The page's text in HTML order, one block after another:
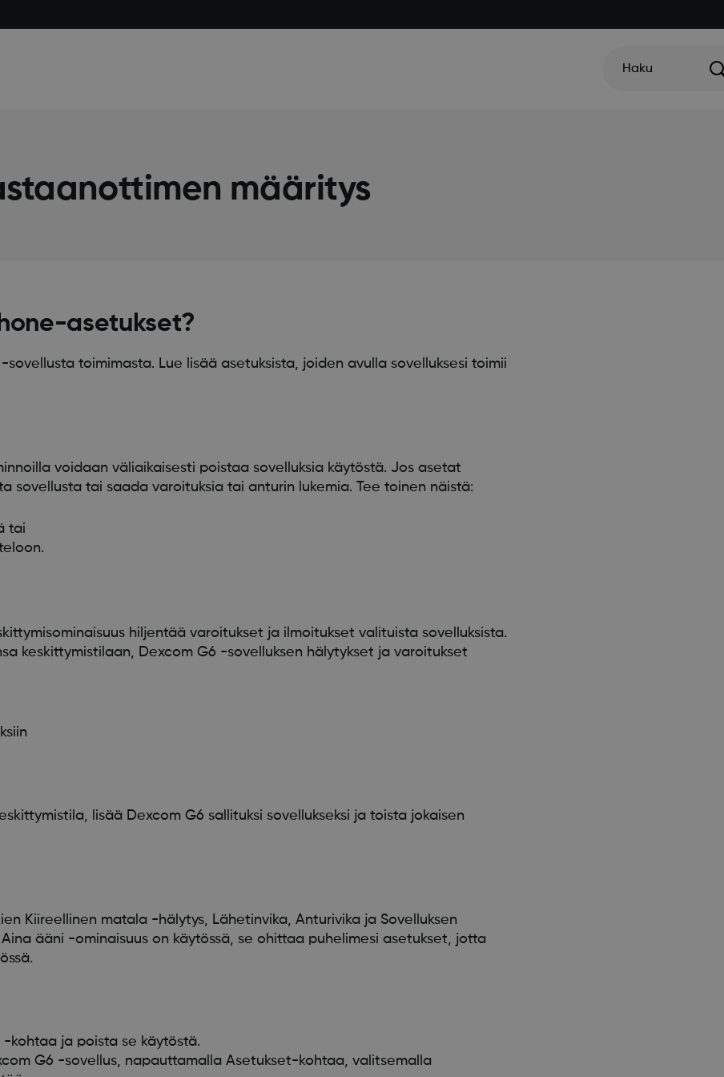
Haku
määritys
asetukset?
toimimasta. Lue lisää asetuksista, joiden avulla sovelluksesi toimii
voidaan väliaikaisesti poistaa sovelluksia käytöstä. Jos asetat
sovellusta tai saada varoituksia tai anturin lukemia. Tee toinen näistä:
tai
hiljentää varoitukset ja ilmoitukset valituista sovelluksista.
keskittymistilaan, Dexcom G6 -sovelluksen hälytykset ja varoitukset
lisää Dexcom G6 sallituksi sovellukseksi ja toista jokaisen
Kiireellinen matala -hälytys, Lähetinvika, Anturivika ja Sovelluksen
ääni -ominaisuus on käytössä, se ohittaa puhelimesi asetukset, jotta
kohtaa ja poista se käytöstä.
G6 -sovellus, napauttamalla Asetukset-kohtaa, valitsemalla